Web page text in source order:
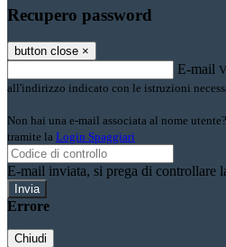
Recupero password
button close ×
E-mail
all'indirizzo indicato con le istruzioni
Non hai una e-mail associata al nome
tramite la Login Spaggiari
E-mail inviata, si prega di controllare
Errore
Chiudi